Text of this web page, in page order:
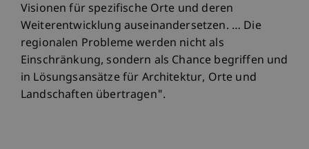
Visionen für spezifische Orte und deren
Weiterentwicklung auseinandersetzen. … Die
regionalen Probleme werden nicht als
Einschränkung, sondern als Chance begriffen und
in Lösungsansätze für Architektur, Orte und
Landschaften übertragen".